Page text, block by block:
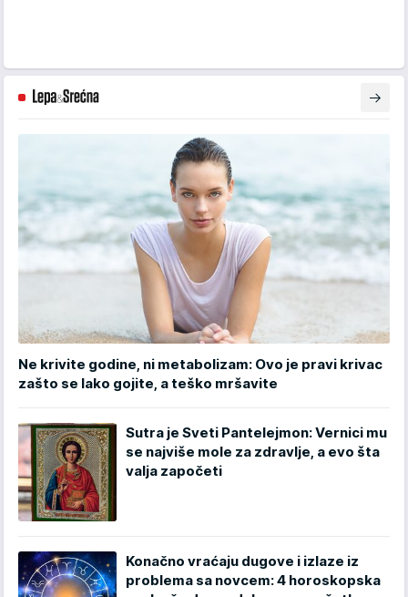
Ne krivite godine, ni metabolizam: Ovo je pravi krivac
zašto se lako gojite, a teško mršavite
Sutra je Sveti Pantelejmon: Vernici mu
se najviše mole za zdravlje, a evo šta
valja započeti
Konačno vraćaju dugove i izlaze iz
problema sa novcem: 4 horoskopska